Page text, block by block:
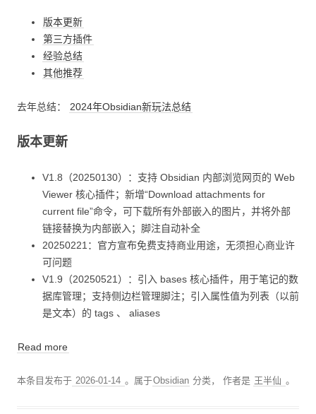
版本更新
第三方插件
经验总结
其他推荐
去年总结： 2024年Obsidian新玩法总结
版本更新
V1.8（20250130）：支持 Obsidian 内部浏览网页的 Web
Viewer 核心插件；新增“Download attachments for
current file”命令，可下载所有外部嵌入的图片，并将外部
链接替换为内部嵌入；脚注自动补全
20250221：官方宣布免费支持商业用途，无须担心商业许
可问题
V1.9（20250521）：引入 bases 核心插件，用于笔记的数
据库管理；支持侧边栏管理脚注；引入属性值为列表（以前
是文本）的 tags 、 aliases
Read more
本条目发布于 2026-01-14 。属于Obsidian 分类，作者是 王半仙 。